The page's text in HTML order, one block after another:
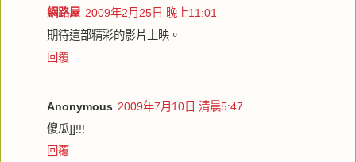
網路屋 2009年2月25日 晚上11:01
期待這部精彩的影片上映。
回覆
Anonymous 2009年7月10日 清晨5:47
傻瓜]]!!!
回覆